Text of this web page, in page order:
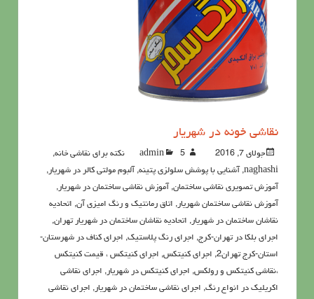
نقاشی خونه در شهریار
جولای 7, 2016 admin 5نکته برای نقاشی خانه
,
naghashi
, آشنايي با پوشش سلولزي پتينه, آلبوم مولتی کالر در شهریار ,
آموزش تصویری نقاشی ساختمان, آموزش نقاشی ساختمان در شهریار ,
آموزش نقاشی ساختمان شهریار , اتاق رمانتیک و رنگ امیزی آن, اتحادیه
نقاشان ساختمان در شهریار , اتحادیه نقاشان ساختمان در شهریار تهران,
اجرای بلکا در تهران-کرج, اجرای رنگ پلاستیک, اجرای کناف در شهرستان-
استان-کرج تهران2 , اجرای کنیتکس, اجرای کنیتکس ، قیمت کنیتکس
،نقاشي كنيتكس و رولكس, اجرای کنیتکس در شهریار , اجرای نقاشی
اکریلیک در انواع رنگ, اجرای نقاشی ساختمان در شهریار , اجرای نقاشی